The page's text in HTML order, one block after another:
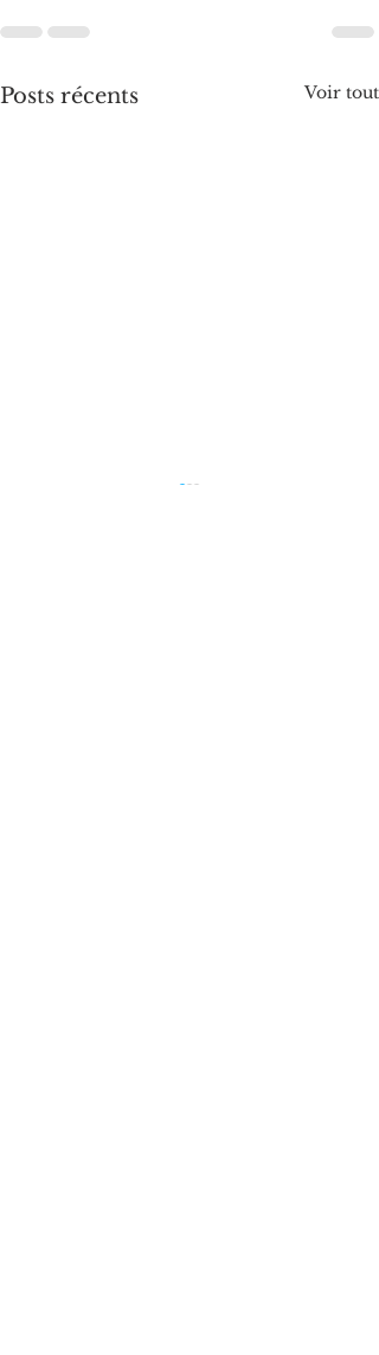
Posts récents Voir tout